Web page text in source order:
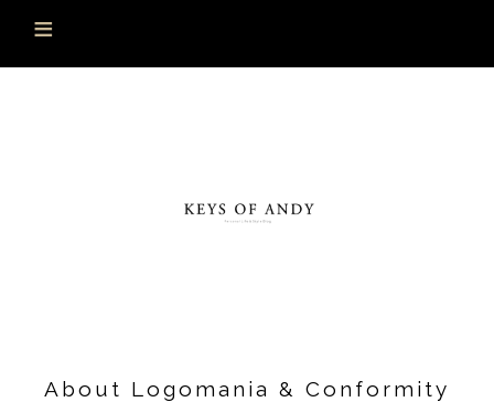
About Logomania & Conformity